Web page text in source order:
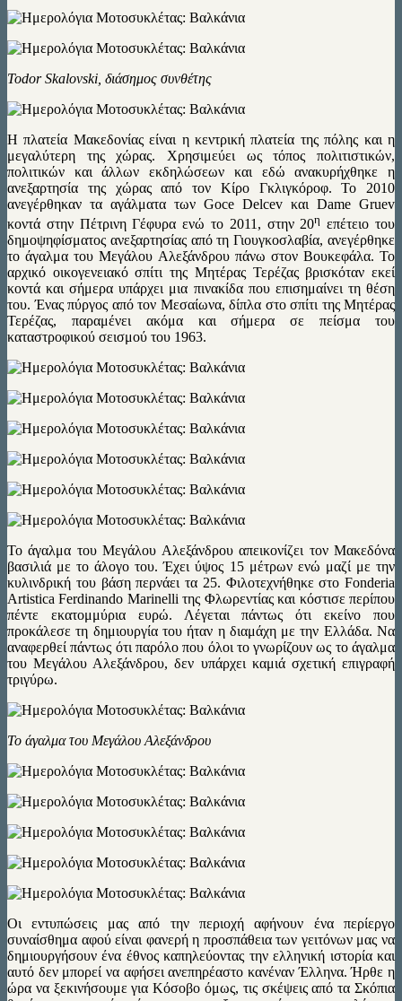
Todor Skalovski, διάσημος συνθέτης
Η πλατεία Μακεδονίας είναι η κεντρική πλατεία της πόλης και η
μεγαλύτερη της χώρας. Χρησιμεύει ως τόπος πολιτιστικών,
πολιτικών και άλλων εκδηλώσεων και εδώ ανακυρήχθηκε η
ανεξαρτησία της χώρας από τον Κίρο Γκλιγκόροφ. Το 2010
ανεγέρθηκαν τα αγάλματα των Goce Delcev και Dame Gruev
κοντά στην Πέτρινη Γέφυρα ενώ το 2011, στην 20η επέτειο του
δημοψηφίσματος ανεξαρτησίας από τη Γιουγκοσλαβία, ανεγέρθηκε
το άγαλμα του Μεγάλου Αλεξάνδρου πάνω στον Βουκεφάλα. Το
αρχικό οικογενειακό σπίτι της Μητέρας Τερέζας βρισκόταν εκεί
κοντά και σήμερα υπάρχει μια πινακίδα που επισημαίνει τη θέση
του. Ένας πύργος από τον Μεσαίωνα, δίπλα στο σπίτι της Μητέρας
Τερέζας, παραμένει ακόμα και σήμερα σε πείσμα του
καταστροφικού σεισμού του 1963.
Το άγαλμα του Μεγάλου Αλεξάνδρου απεικονίζει τον Μακεδόνα
βασιλιά με το άλογο του. Έχει ύψος 15 μέτρων ενώ μαζί με την
κυλινδρική του βάση περνάει τα 25. Φιλοτεχνήθηκε στο Fonderia
Artistica Ferdinando Marinelli της Φλωρεντίας και κόστισε περίπου
πέντε εκατομμύρια ευρώ. Λέγεται πάντως ότι εκείνο που
προκάλεσε τη δημιουργία του ήταν η διαμάχη με την Ελλάδα. Να
αναφερθεί πάντως ότι παρόλο που όλοι το γνωρίζουν ως το άγαλμα
του Μεγάλου Αλεξάνδρου, δεν υπάρχει καμιά σχετική επιγραφή
τριγύρω.
Το άγαλμα του Μεγάλου Αλεξάνδρου
Οι εντυπώσεις μας από την περιοχή αφήνουν ένα περίεργο
συναίσθημα αφού είναι φανερή η προσπάθεια των γειτόνων μας να
δημιουργήσουν ένα έθνος καπηλεύοντας την ελληνική ιστορία και
αυτό δεν μπορεί να αφήσει ανεπηρέαστο κανέναν Έλληνα. Ήρθε η
ώρα να ξεκινήσουμε για Κόσοβο όμως, τις σκέψεις από τα Σκόπια